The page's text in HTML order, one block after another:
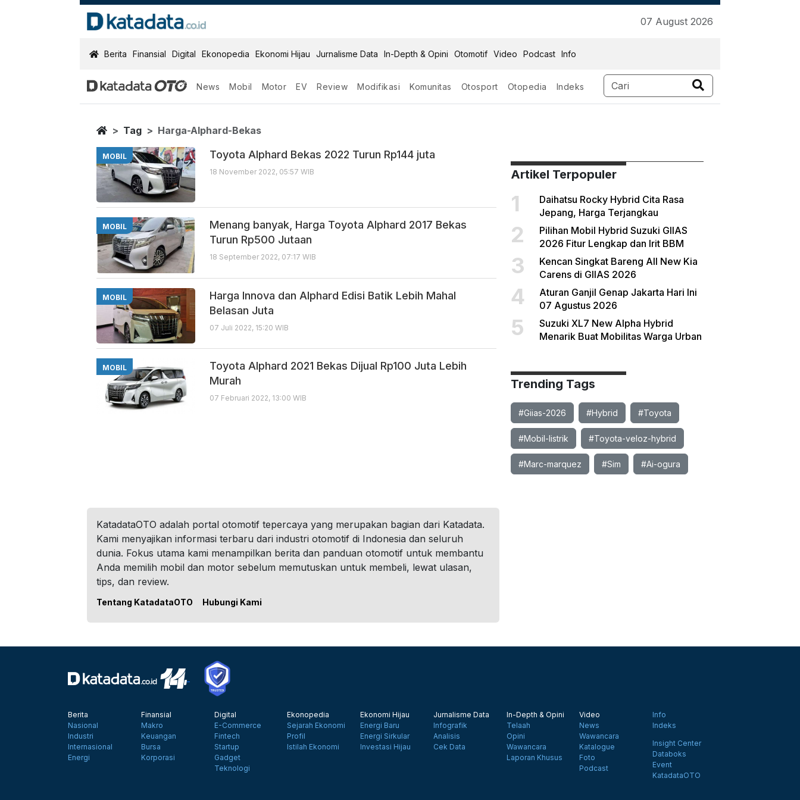
07 August 2026
KatadataOTO
Berita Finansial Digital Ekonopedia Ekonomi Hijau Jurnalisme Data In-Depth & Opini Otomotif Video Podcast Info
News Mobil Motor EV Review Modifikasi Komunitas Otosport Otopedia Indeks
Harga Alphard Bekas
Berita Terbaru
Home
Tag Harga-Alphard-Bekas
MOBIL Toyota Alphard Bekas 2022 Turun Rp144 juta
18 November 2022, 05:57 WIB
MOBIL
Menang banyak, Harga Toyota Alphard 2017 Bekas
Turun Rp500 Jutaan
18 September 2022, 07:17 WIB
MOBIL
Harga Innova dan Alphard Edisi Batik Lebih Mahal
Belasan Juta
07 Juli 2022, 15:20 WIB
MOBIL
Toyota Alphard 2021 Bekas Dijual Rp100 Juta Lebih
Murah
07 Februari 2022, 13:00 WIB
Artikel Terpopuler
1
Daihatsu Rocky Hybrid Cita Rasa
Jepang, Harga Terjangkau
2
Pilihan Mobil Hybrid Suzuki GIIAS
2026 Fitur Lengkap dan Irit BBM
3
Kencan Singkat Bareng All New Kia
Carens di GIIAS 2026
4
Aturan Ganjil Genap Jakarta Hari Ini
07 Agustus 2026
5
Suzuki XL7 New Alpha Hybrid
Menarik Buat Mobilitas Warga Urban
Trending Tags
#Giias-2026 #Hybrid #Toyota
#Mobil-listrik #Toyota-veloz-hybrid
#Marc-marquez #Sim #Ai-ogura
KatadataOTO adalah portal otomotif tepercaya yang merupakan bagian dari Katadata.
Kami menyajikan informasi terbaru dari industri otomotif di Indonesia dan seluruh
dunia. Fokus utama kami menampilkan berita dan panduan otomotif untuk membantu
Anda memilih mobil dan motor sebelum memutuskan untuk membeli, lewat ulasan,
tips, dan review.
Tentang KatadataOTO Hubungi Kami
Berita
Nasional
Industri
Internasional
Energi
Finansial
Makro
Keuangan
Bursa
Korporasi
Digital
E-Commerce
Fintech
Startup
Gadget
Teknologi
Ekonopedia
Sejarah Ekonomi
Profil
Istilah Ekonomi
Ekonomi Hijau
Energi Baru
Energi Sirkular
Investasi Hijau
Jurnalisme Data
Infografik
Analisis
Cek Data
In-Depth & Opini
Telaah
Opini
Wawancara
Laporan Khusus
Video
News
Wawancara
Katalogue
Foto
Podcast
Info
Indeks
Insight Center
Databoks
Event
KatadataOTO